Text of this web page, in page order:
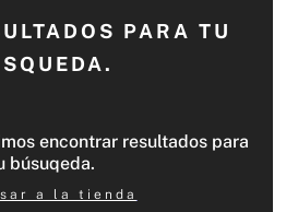
PARA TU
encontrar resultados para
búsuqeda.
a la tienda